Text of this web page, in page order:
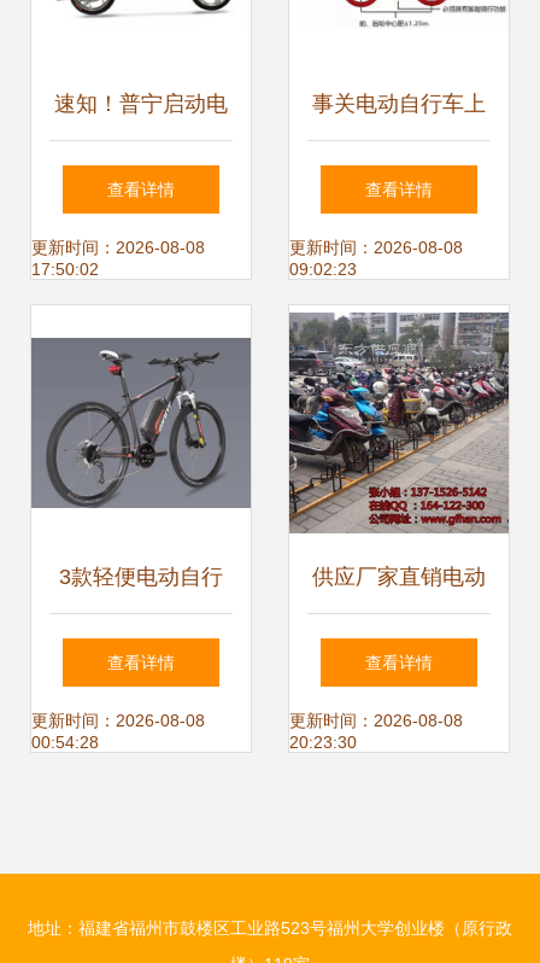
速知！普宁启动电
动自行车登记工作
查看详情
更新时间：2026-08-08
17:50:02
事关电动自行车上
牌 流程、材料与7
个便民网点一览
查看详情
更新时间：2026-08-08
09:02:23
3款轻便电动自行
车，助力续航300
公里，没电也能继
查看详情
更新时间：2026-08-08
00:54:28
供应厂家直销电动
车停车架 智能便
捷，优化空间利用
查看详情
更新时间：2026-08-08
20:23:30
地址：福建省福州市鼓楼区工业路523号福州大学创业楼（原行政